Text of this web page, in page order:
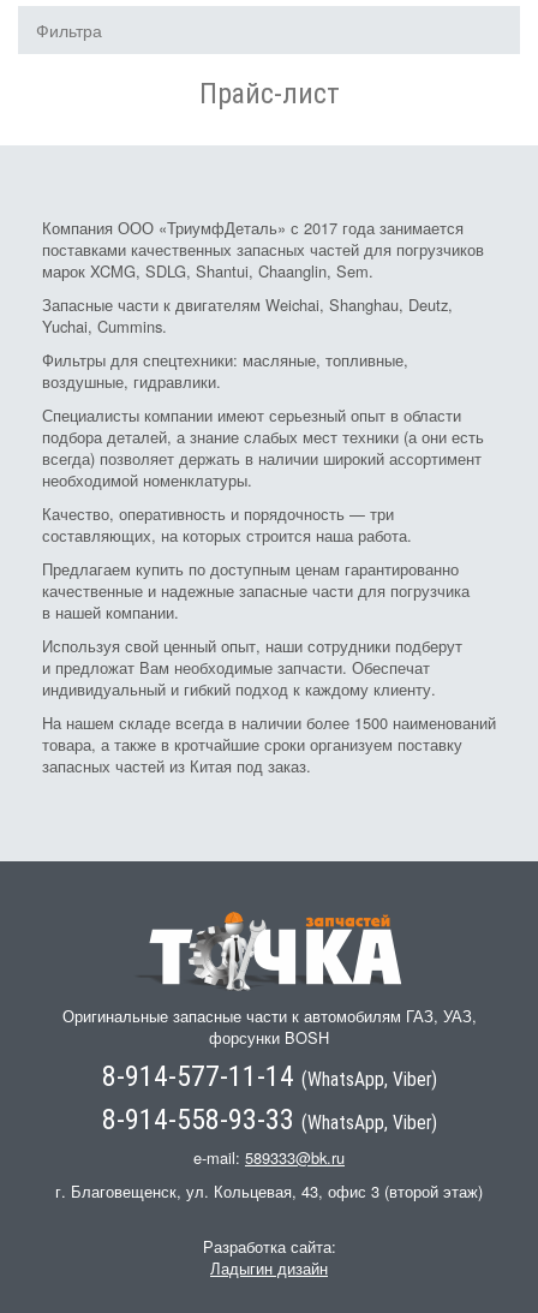
Фильтра
Прайс-лист
Компания ООО «ТриумфДеталь» с 2017 года занимается
поставками качественных запасных частей для погрузчиков
марок XCMG, SDLG, Shantui, Chaanglin, Sem.
Запасные части к двигателям Weichai, Shanghau, Deutz,
Yuchai, Cummins.
Фильтры для спецтехники: масляные, топливные,
воздушные, гидравлики.
Специалисты компании имеют серьезный опыт в области
подбора деталей, а знание слабых мест техники (а они есть
всегда) позволяет держать в наличии широкий ассортимент
необходимой номенклатуры.
Качество, оперативность и порядочность — три
составляющих, на которых строится наша работа.
Предлагаем купить по доступным ценам гарантированно
качественные и надежные запасные части для погрузчика
в нашей компании.
Используя свой ценный опыт, наши сотрудники подберут
и предложат Вам необходимые запчасти. Обеспечат
индивидуальный и гибкий подход к каждому клиенту.
На нашем складе всегда в наличии более 1500 наименований
товара, а также в кротчайшие сроки организуем поставку
запасных частей из Китая под заказ.
Оригинальные запасные части к автомобилям ГАЗ, УАЗ,
форсунки BOSH
8-914-577-11-14 (WhatsApp, Viber)
8-914-558-93-33 (WhatsApp, Viber)
e-mail: 589333@bk.ru
г. Благовещенск, ул. Кольцевая, 43, офис 3 (второй этаж)
Разработка сайта:
Ладыгин дизайн